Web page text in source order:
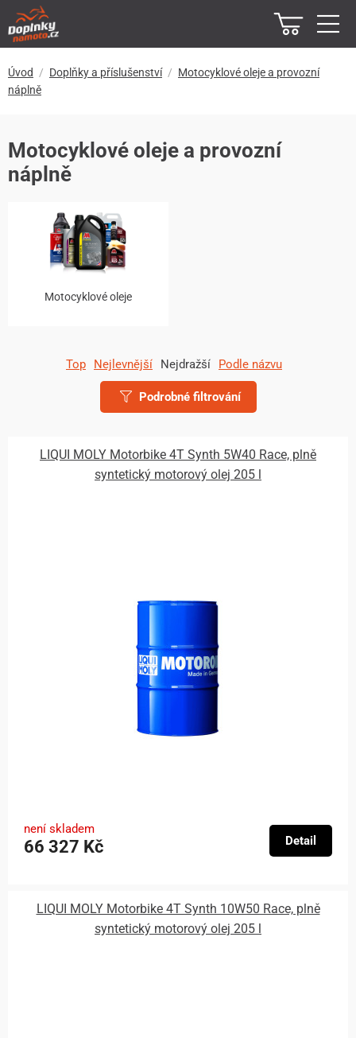
Úvod Doplňky a příslušenství
Motocyklové oleje a provozní
náplně
Motocyklové oleje a provozní
náplně
Motocyklové oleje
Top Nejlevnější Nejdražší Podle názvu
Podrobné filtrování
LIQUI MOLY Motorbike 4T Synth 5W40 Race, plně
syntetický motorový olej 205 l
není skladem
66 327 Kč Detail
LIQUI MOLY Motorbike 4T Synth 10W50 Race, plně
syntetický motorový olej 205 l